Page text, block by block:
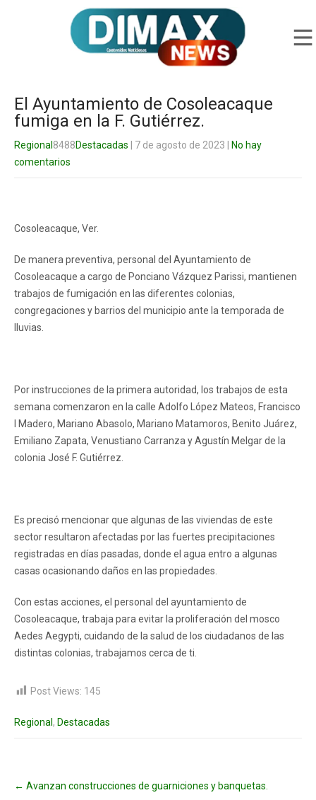
El Ayuntamiento de Cosoleacaque
fumiga en la F. Gutiérrez.
Regional 8488Destacadas | 7 de agosto de 2023
No hay
comentarios
Cosoleacaque, Ver.
De manera preventiva, personal del Ayuntamiento de
Cosoleacaque a cargo de Ponciano Vázquez Parissi, mantienen
trabajos de fumigación en las diferentes colonias,
congregaciones y barrios del municipio ante la temporada de
lluvias.
Por instrucciones de la primera autoridad, los trabajos de esta
semana comenzaron en la calle Adolfo López Mateos, Francisco
I Madero, Mariano Abasolo, Mariano Matamoros, Benito Juárez,
Emiliano Zapata, Venustiano Carranza y Agustín Melgar de la
colonia José F. Gutiérrez.
Es precisó mencionar que algunas de las viviendas de este
sector resultaron afectadas por las fuertes precipitaciones
registradas en días pasadas, donde el agua entro a algunas
casas ocasionando daños en las propiedades.
Con estas acciones, el personal del ayuntamiento de
Cosoleacaque, trabaja para evitar la proliferación del mosco
Aedes Aegypti, cuidando de la salud de los ciudadanos de las
distintas colonias, trabajamos cerca de ti.
Post Views: 145
Regional , Destacadas
navigation
← Avanzan construcciones de guarniciones y banquetas.